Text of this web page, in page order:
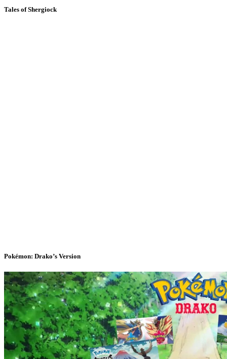
Tales of Shergiock
Pokémon: Drako’s Version